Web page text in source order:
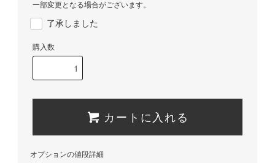
一部変更となる場合がございます。
了承しました
購入数
カートに入れる
オプションの値段詳細